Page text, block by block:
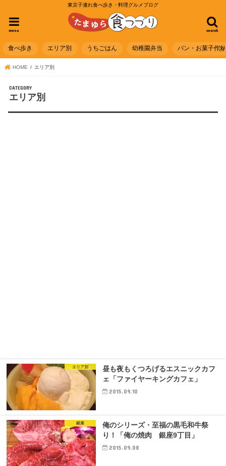
東京子連れ食べ歩き・料理グルメブログ
search
menu
食べ歩き エリア別 うちごはん 幼稚園弁当 パン・お菓子作り
HOME エリア別
エリア別
エリア別
昼も夜もくつろげるエスニックカフ
ェ「ファイヤーキングカフェ」
2015.09.10
銀座
俺のシリーズ・至福の黒毛和牛祭
り！「俺の焼肉 銀座9丁目」
2015.09.08